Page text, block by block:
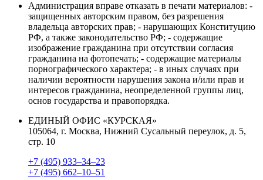
Администрация вправе отказать в печати материалов: -
защищенных авторским правом, без разрешения
владельца авторских прав; - нарушающих Конституцию
РФ, а также законодательство РФ; - содержащие
изображение гражданина при отсутствии согласия
гражданина на фотопечать; - содержащие материалы
порнографического характера; - в иных случаях при
наличии вероятности нарушения закона и/или прав и
интересов гражданина, неопределенной группы лиц,
основ государства и правопорядка.
ЕДИНЫЙ ОФИС «КУРСКАЯ»
105064, г. Москва, Нижний Сусальный переулок, д. 5,
стр. 10
+7 (495) 933–34–23
+7 (495) 662–10–51